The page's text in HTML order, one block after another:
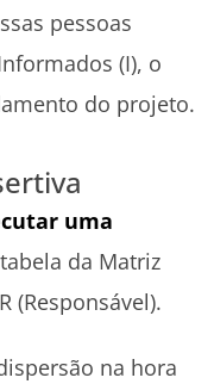
pessoas
(I), o
do projeto.
uma
da Matriz
(Responsável).
na hora